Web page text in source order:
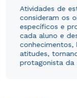
Atividades de
consideram os
específicos e
cada aluno e
conhecimentos,
atitudes,
protagonista da